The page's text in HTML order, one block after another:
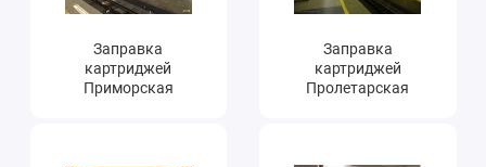
Заправка
картриджей
Приморская
Заправка
картриджей
Пролетарская